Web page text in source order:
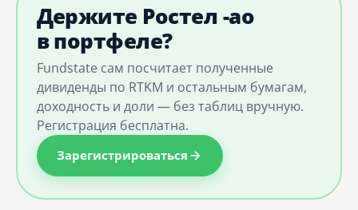
Держите Ростел -ао
в портфеле?
Fundstate сам посчитает полученные
дивиденды по RTKM и остальным бумагам,
доходность и доли — без таблиц вручную.
Регистрация бесплатна.
Зарегистрироваться